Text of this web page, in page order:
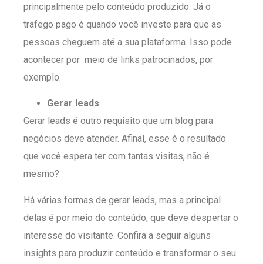
principalmente pelo conteúdo produzido. Já o
tráfego pago é quando você investe para que as
pessoas cheguem até a sua plataforma. Isso pode
acontecer por meio de links patrocinados, por
exemplo.
Gerar leads
Gerar leads é outro requisito que um blog para
negócios deve atender. Afinal, esse é o resultado
que você espera ter com tantas visitas, não é
mesmo?
Há várias formas de gerar leads, mas a principal
delas é por meio do conteúdo, que deve despertar o
interesse do visitante. Confira a seguir alguns
insights para produzir conteúdo e transformar o seu